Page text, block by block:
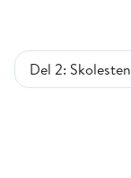
Del 2: